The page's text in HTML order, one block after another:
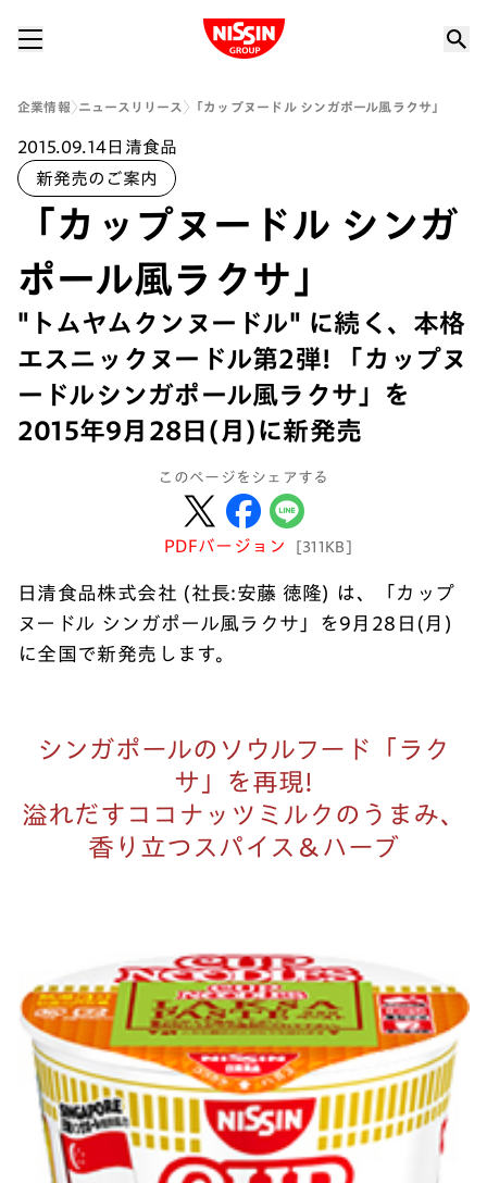
Nissin Group
企業情報 ニュースリリース 「カップヌードル シンガポール風ラクサ」
2015.09.14日清食品
新発売のご案内
「カップヌードル シンガ
ポール風ラクサ」
"トムヤムクンヌードル" に続く、本格
エスニックヌードル第2弾! 「カップヌ
ードルシンガポール風ラクサ」を
2015年9月28日(月)に新発売
このページをシェアする
PDFバージョン [311KB]
日清食品株式会社 (社長:安藤 徳隆) は、「カップ
ヌードル シンガポール風ラクサ」を9月28日(月)
に全国で新発売します。
シンガポールのソウルフード「ラク
サ」を再現!
溢れだすココナッツミルクのうまみ、
香り立つスパイス＆ハーブ